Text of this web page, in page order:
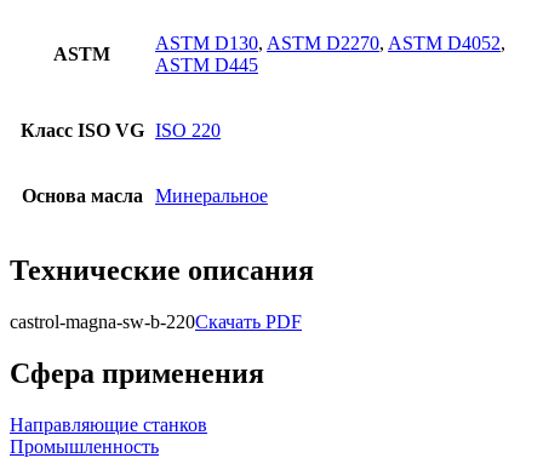
ASTM
ASTM D130, ASTM D2270, ASTM D4052,
ASTM D445
Класс ISO VG ISO 220
Основа масла Минеральное
Технические описания
castrol-magna-sw-b-220Скачать PDF
Сфера применения
Направляющие станков
Промышленность